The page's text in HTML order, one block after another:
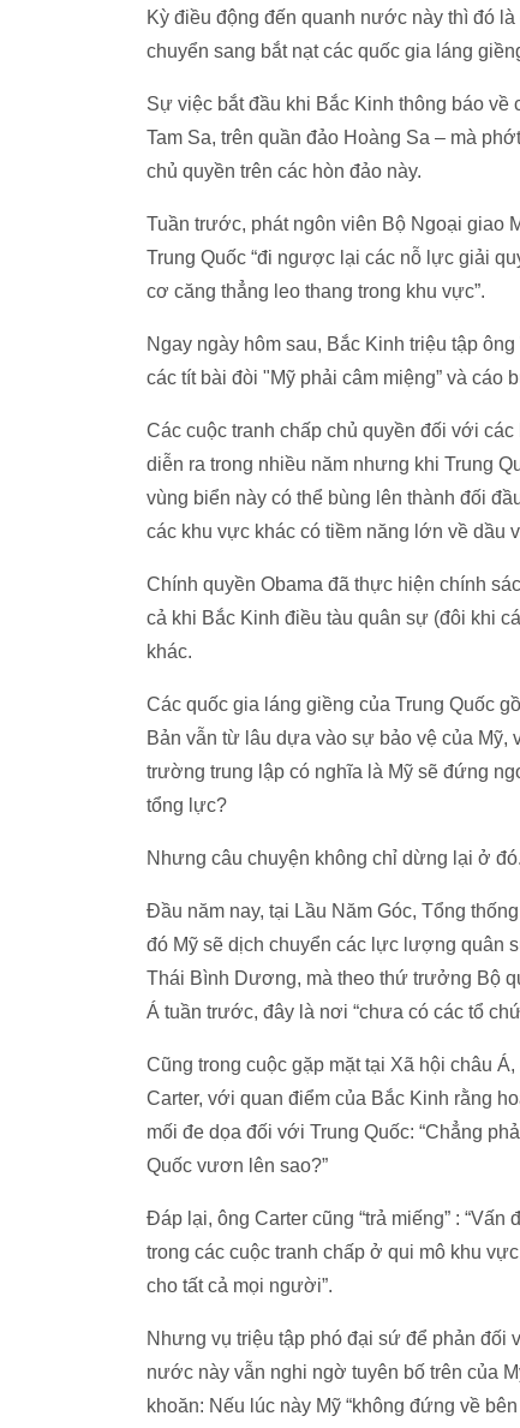
Kỳ điều động đến quanh nước này thì đó
chuyển sang bắt nạt các quốc gia láng
Sự việc bắt đầu khi Bắc Kinh thông báo
Tam Sa, trên quần đảo Hoàng Sa – mà
chủ quyền trên các hòn đảo này.
Tuần trước, phát ngôn viên Bộ Ngoại giao
Trung Quốc “đi ngược lại các nỗ lực giải
cơ căng thẳng leo thang trong khu vực”.
Ngay ngày hôm sau, Bắc Kinh triệu tập
các tít bài đòi "Mỹ phải câm miệng” và cáo
Các cuộc tranh chấp chủ quyền đối với
diễn ra trong nhiều năm nhưng khi Trung
vùng biển này có thể bùng lên thành đối
các khu vực khác có tiềm năng lớn về dầu
Chính quyền Obama đã thực hiện chính
cả khi Bắc Kinh điều tàu quân sự (đôi khi
khác.
Các quốc gia láng giềng của Trung Quốc
Bản vẫn từ lâu dựa vào sự bảo vệ của Mỹ,
trường trung lập có nghĩa là Mỹ sẽ đứng
tổng lực?
Nhưng câu chuyện không chỉ dừng lại ở đó.
Đầu năm nay, tại Lầu Năm Góc, Tổng
đó Mỹ sẽ dịch chuyển các lực lượng quân
Thái Bình Dương, mà theo thứ trưởng Bộ
Á tuần trước, đây là nơi “chưa có các tổ
Cũng trong cuộc gặp mặt tại Xã hội châu
Carter, với quan điểm của Bắc Kinh rằng
mối đe dọa đối với Trung Quốc: “Chẳng
Quốc vươn lên sao?”
Đáp lại, ông Carter cũng “trả miếng” :
trong các cuộc tranh chấp ở qui mô khu
cho tất cả mọi người”.
Nhưng vụ triệu tập phó đại sứ để phản đối
nước này vẫn nghi ngờ tuyên bố trên của
khoăn: Nếu lúc này Mỹ “không đứng về